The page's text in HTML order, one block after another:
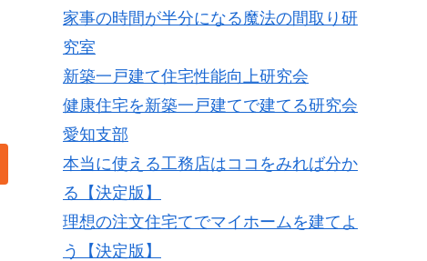
家事の時間が半分になる魔法の間取り研
究室
新築一戸建て住宅性能向上研究会
健康住宅を新築一戸建てで建てる研究会
愛知支部
本当に使える工務店はココをみれば分か
る【決定版】
理想の注文住宅てでマイホームを建てよ
う【決定版】